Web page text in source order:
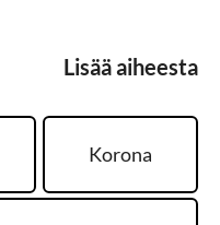
Lisää aiheesta
Korona